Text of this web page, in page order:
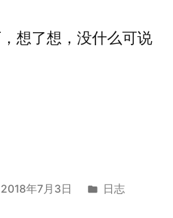
想了想，没什么可说
2018年7月3日
发
日志